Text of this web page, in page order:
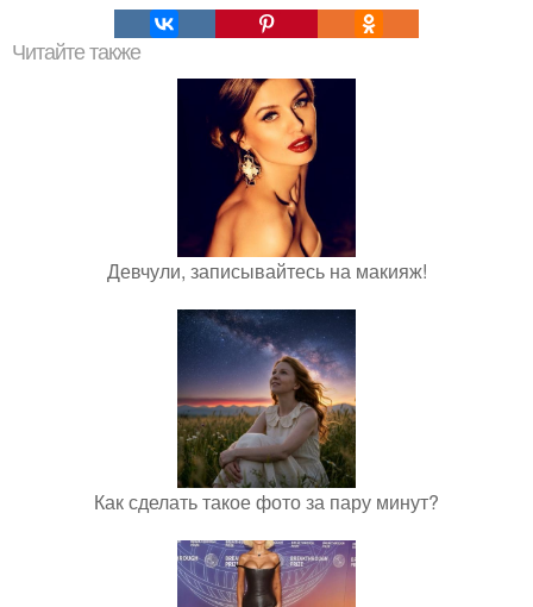
Читайте также
Девчули, записывайтесь на макияж!
Как сделать такое фото за пару минут?